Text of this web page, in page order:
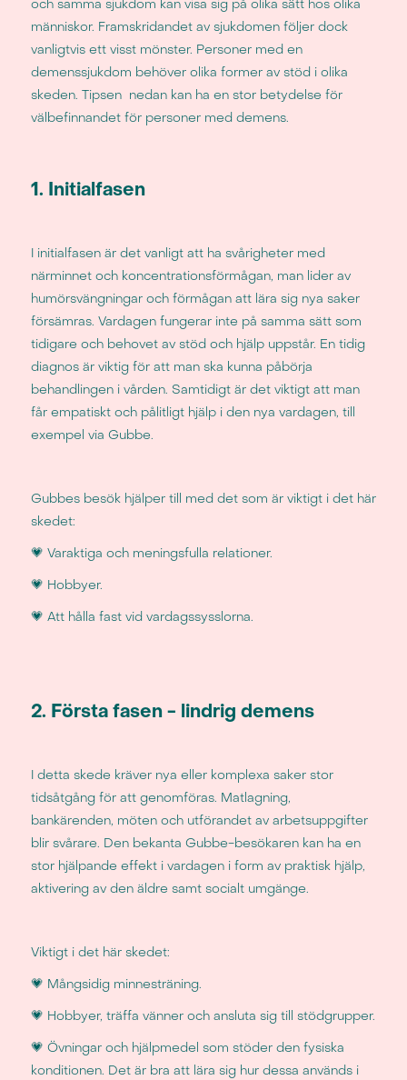
och samma sjukdom kan visa sig på olika sätt hos olika
människor. Framskridandet av sjukdomen följer dock
vanligtvis ett visst mönster. Personer med en
demenssjukdom behöver olika former av stöd i olika
skeden. Tipsen nedan kan ha en stor betydelse för
välbefinnandet för personer med demens.
1. Initialfasen
I initialfasen är det vanligt att ha svårigheter med
närminnet och koncentrationsförmågan, man lider av
humörsvängningar och förmågan att lära sig nya saker
försämras. Vardagen fungerar inte på samma sätt som
tidigare och behovet av stöd och hjälp uppstår. En tidig
diagnos är viktig för att man ska kunna påbörja
behandlingen i vården. Samtidigt är det viktigt att man
får empatiskt och pålitligt hjälp i den nya vardagen, till
exempel via Gubbe.
Gubbes besök hjälper till med det som är viktigt i det här
skedet:
‍💗 Varaktiga och meningsfulla relationer.
💗 Hobbyer.
💗 Att hålla fast vid vardagssysslorna.
2. Första fasen - lindrig demens
I detta skede kräver nya eller komplexa saker stor
tidsåtgång för att genomföras. Matlagning,
bankärenden, möten och utförandet av arbetsuppgifter
blir svårare. Den bekanta Gubbe-besökaren kan ha en
stor hjälpande effekt i vardagen i form av praktisk hjälp,
aktivering av den äldre samt socialt umgänge.
Viktigt i det här skedet:
💗 Mångsidig minnesträning.
💗 Hobbyer, träffa vänner och ansluta sig till stödgrupper.
💗 Övningar och hjälpmedel som stöder den fysiska
konditionen. Det är bra att lära sig hur dessa används i